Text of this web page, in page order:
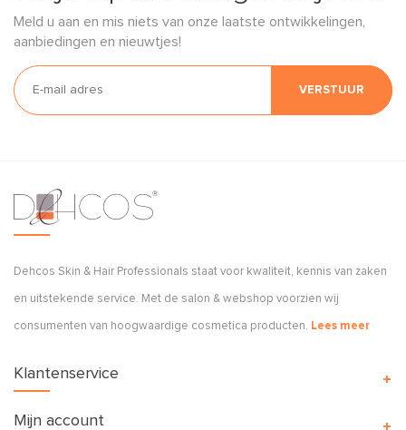
Meld u aan en mis niets van onze laatste ontwikkelingen,
aanbiedingen en nieuwtjes!
VERSTUUR
Dehcos Skin & Hair Professionals staat voor kwaliteit, kennis van zaken
en uitstekende service. Met de salon & webshop voorzien wij
consumenten van hoogwaardige cosmetica producten. Lees meer
Klantenservice
Mijn account